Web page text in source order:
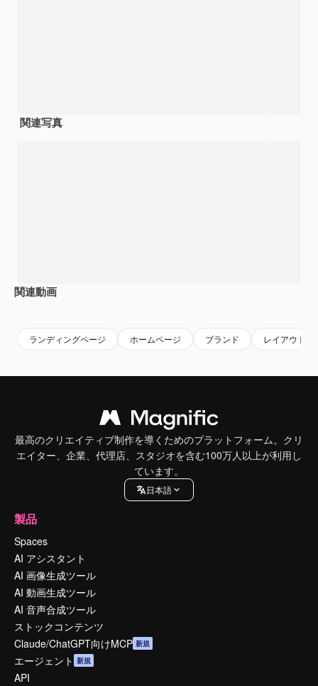
関連写真
関連動画
ランディングページ ホームページ ブランド レイアウト
最高のクリエイティブ制作を導くためのプラットフォーム。クリ
エイター、企業、代理店、スタジオを含む100万人以上が利用し
ています。
日本語
製品
Spaces
AI アシスタント
AI 画像生成ツール
AI 動画生成ツール
AI 音声合成ツール
ストックコンテンツ
Claude/ChatGPT向けMCP 新規
エージェント 新規
API